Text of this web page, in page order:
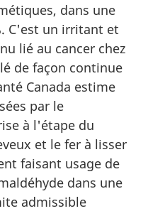
dans une
C'est un irritant et
lié au cancer chez
de façon continue
Canada estime
par le
à l'étape du
et le fer à lisser
faisant usage de
dans une
admissible